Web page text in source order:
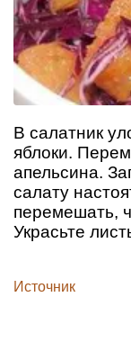
В салатник
яблоки.
апельсина.
салату
перемешать,
Украсьте
Источник